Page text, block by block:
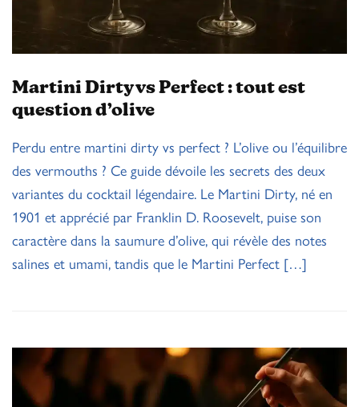
Martini Dirty vs Perfect : tout est
question d’olive
Perdu entre martini dirty vs perfect ? L’olive ou l’équilibre
des vermouths ? Ce guide dévoile les secrets des deux
variantes du cocktail légendaire. Le Martini Dirty, né en
1901 et apprécié par Franklin D. Roosevelt, puise son
caractère dans la saumure d’olive, qui révèle des notes
salines et umami, tandis que le Martini Perfect […]